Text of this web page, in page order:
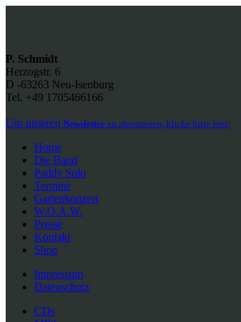
P. Schmidt
Herzogstr. 6
D -63263 Neu-Isenburg
Tel. +49 1705466166
Um unseren Newsletter zu abonnieren, klicke bitte hier!
Home
Die Band
Paddy Solo
Termine
Gartenkonzert
W.O.A.W.
Presse
Kontakt
Shop
Impressum
Datenschutz
CDs